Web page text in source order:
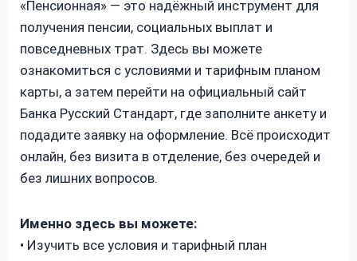
«Пенсионная» — это надёжный инструмент для
получения пенсии, социальных выплат и
повседневных трат. Здесь вы можете
ознакомиться с условиями и тарифным планом
карты, а затем перейти на официальный сайт
Банка Русский Стандарт, где заполните анкету и
подадите заявку на оформление. Всё происходит
онлайн, без визита в отделение, без очередей и
без лишних вопросов.
Именно здесь вы можете:
• Изучить все условия и тарифный план